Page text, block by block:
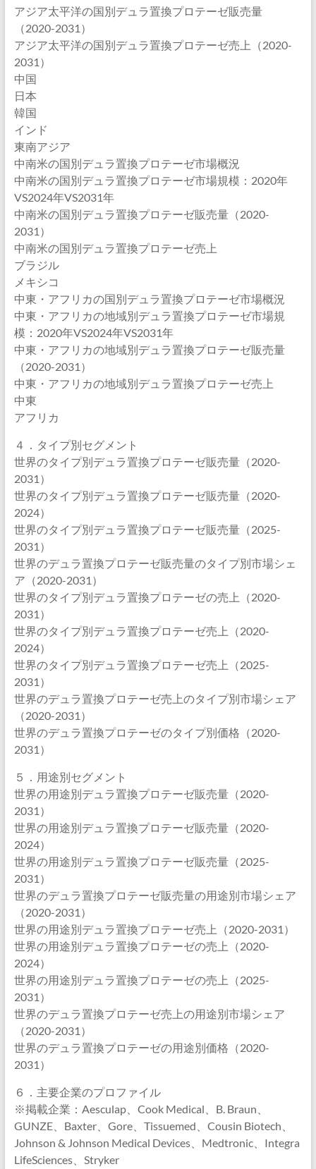
アジア太平洋の国別デュラ置換プロテーゼ販売量
（2020-2031）
アジア太平洋の国別デュラ置換プロテーゼ売上（2020-
2031）
中国
日本
韓国
インド
東南アジア
中南米の国別デュラ置換プロテーゼ市場概況
中南米の国別デュラ置換プロテーゼ市場規模：2020年
VS2024年VS2031年
中南米の国別デュラ置換プロテーゼ販売量（2020-
2031）
中南米の国別デュラ置換プロテーゼ売上
ブラジル
メキシコ
中東・アフリカの国別デュラ置換プロテーゼ市場概況
中東・アフリカの地域別デュラ置換プロテーゼ市場規
模：2020年VS2024年VS2031年
中東・アフリカの地域別デュラ置換プロテーゼ販売量
（2020-2031）
中東・アフリカの地域別デュラ置換プロテーゼ売上
中東
アフリカ
４．タイプ別セグメント
世界のタイプ別デュラ置換プロテーゼ販売量（2020-
2031）
世界のタイプ別デュラ置換プロテーゼ販売量（2020-
2024）
世界のタイプ別デュラ置換プロテーゼ販売量（2025-
2031）
世界のデュラ置換プロテーゼ販売量のタイプ別市場シェ
ア（2020-2031）
世界のタイプ別デュラ置換プロテーゼの売上（2020-
2031）
世界のタイプ別デュラ置換プロテーゼ売上（2020-
2024）
世界のタイプ別デュラ置換プロテーゼ売上（2025-
2031）
世界のデュラ置換プロテーゼ売上のタイプ別市場シェア
（2020-2031）
世界のデュラ置換プロテーゼのタイプ別価格（2020-
2031）
５．用途別セグメント
世界の用途別デュラ置換プロテーゼ販売量（2020-
2031）
世界の用途別デュラ置換プロテーゼ販売量（2020-
2024）
世界の用途別デュラ置換プロテーゼ販売量（2025-
2031）
世界のデュラ置換プロテーゼ販売量の用途別市場シェア
（2020-2031）
世界の用途別デュラ置換プロテーゼ売上（2020-2031）
世界の用途別デュラ置換プロテーゼの売上（2020-
2024）
世界の用途別デュラ置換プロテーゼの売上（2025-
2031）
世界のデュラ置換プロテーゼ売上の用途別市場シェア
（2020-2031）
世界のデュラ置換プロテーゼの用途別価格（2020-
2031）
６．主要企業のプロファイル
※掲載企業：Aesculap、Cook Medical、B. Braun、
GUNZE、Baxter、Gore、Tissuemed、Cousin Biotech、
Johnson & Johnson Medical Devices、Medtronic、Integra
LifeSciences、Stryker